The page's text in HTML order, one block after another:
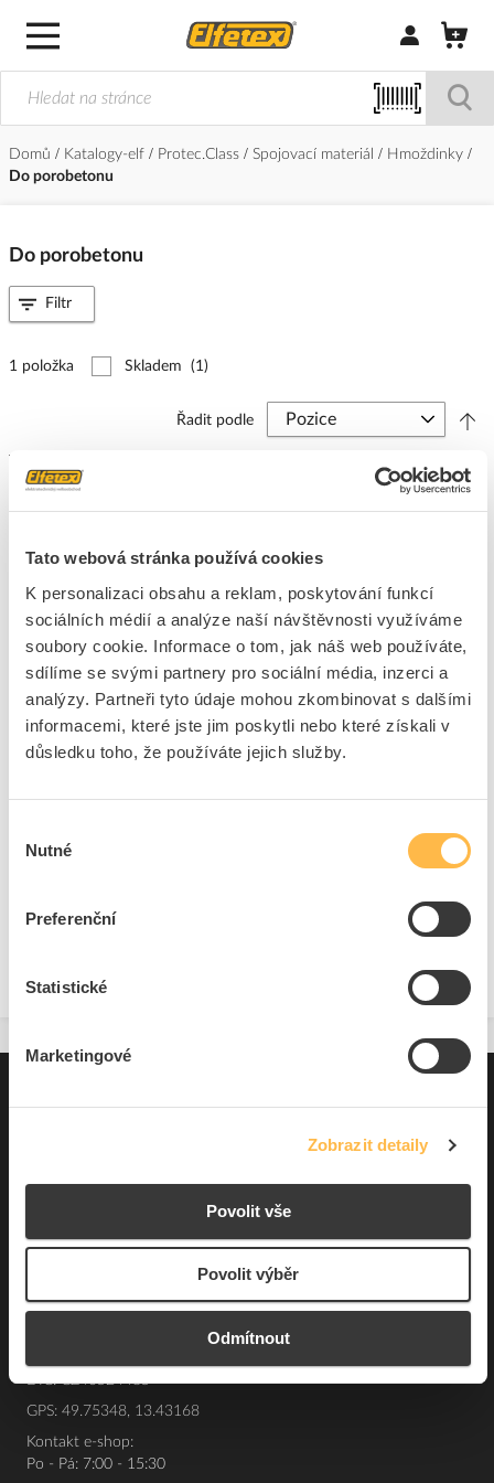
Tato webová stránka používá cookies
K personalizaci obsahu a reklam, poskytování funkcí
sociálních médií a analýze naší návštěvnosti využíváme
soubory cookie. Informace o tom, jak náš web používáte,
sdílíme se svými partnery pro sociální média, inzerci a
analýzy. Partneři tyto údaje mohou zkombinovat s dalšími
informacemi, které jste jim poskytli nebo které získali v
důsledku toho, že používáte jejich služby.
souhlasu
Nutné
Preferenční
Statistické
Marketingové
Zobrazit detaily
Povolit vše
Povolit výběr
Odmítnout
Přihlásit/
Domů Katalogy-elf Protec.Class Spojovací materiál
Hmoždinky
Do porobetonu
Do porobetonu
1 položka Skladem (1)
Řadit podle
PROTEC Hmoždinka 16x50 PIDP50 ISO ABS
(100ks)
EAN
4016705120338
Kód výrobce
05102033
PROTEC.CLASS
Cena s DPH 7,20 Kč/ks
ks do košíku
Filtr
O nás
Plzeň 312 00
DIČ: CZ40524485
GPS: 49.75348, 13.43168
Kontakt e-shop:
Po - Pá: 7:00 - 15:30